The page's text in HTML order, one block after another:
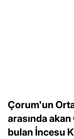
Çorum'un
arasında
bulan İncesu